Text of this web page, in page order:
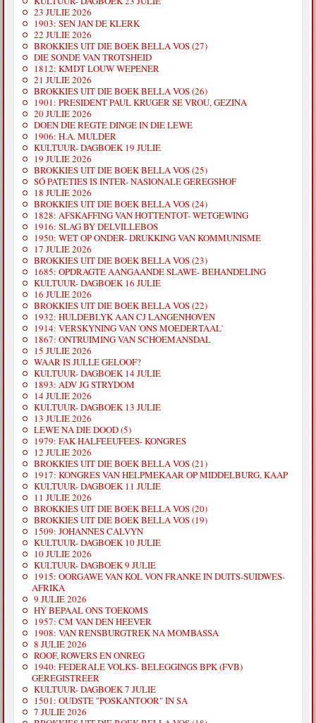
23 JULIE 2026
1903: SEN JAN DE KLERK
22 JULIE 2026
BROKKIES UIT DIE BOEK BELLA VOS (27)
DIE SONDE VAN TROTSHEID
1812: KMDT LOUW WEPENER
21 JULIE 2026
BROKKIES UIT DIE BOEK BELLA VOS (26)
1901: PRESIDENT PAUL KRUGER SE VROU, GEZINA
20 JULIE 2026
DOEN DIE REGTE DINGE IN DIE LEWE
1906: H.A. MULDER
KULTUUR- DAGBOEK 19 JULIE
19 JULIE 2026
BROKKIES UIT DIE BOEK BELLA VOS (25)
SÓ PATETIES IS INTER- NASIONALE GEREGSHOF
18 JULIE 2026
BROKKIES UIT DIE BOEK BELLA VOS (24)
1828: AFSKAFFING VAN HOTTENTOT- WETGEWING
1916: SLAG BY DELVILLEBOS
1950: WET OP ONDER- DRUKKING VAN KOMMUNISME
17 JULIE 2026
BROKKIES UIT DIE BOEK BELLA VOS (23)
1685: OPDRAGTE AANGAANDE SLAWE- BEHANDELING
KULTUUR- DAGBOEK 16 JULIE
16 JULIE 2026
BROKKIES UIT DIE BOEK BELLA VOS (22)
1932: HULDEBLYK AAN CJ LANGENHOVEN
1914: VERSKYNING VAN 'ONS MOEDERTAAL'
1867: ONTRUIMING VAN SCHOEMANSDAL
15 JULIE 2026
WAAR IS JULLE GELOOF?
KULTUUR- DAGBOEK 14 JULIE
1893: ADV JG STRYDOM
14 JULIE 2026
KULTUUR- DAGBOEK 13 JULIE
13 JULIE 2026
LEWE NA DIE DOOD (5)
1979: FAK HALFEEUFEES- KONGRES
12 JULIE 2026
BROKKIES UIT DIE BOEK BELLA VOS (21)
1917: KONGRES VAN HELPMEKAAR OP MIDDELBURG, KAAP
KULTUUR- DAGBOEK 11 JULIE
11 JULIE 2026
BROKKIES UIT DIE BOEK BELLA VOS (20)
BROKKIES UIT DIE BOEK BELLA VOS (19)
1509: JOHANNES CALVYN
KULTUUR- DAGBOEK 10 JULIE
10 JULIE 2026
KULTUUR- DAGBOEK 9 JULIE
1915: OORGAWE VAN KOL VON FRANKE IN DUITS-SUIDWES-
AFRIKA
9 JULIE 2026
HÝ BEPAAL ONS TOEKOMS
1957: CM VAN DEN HEEVER
1908: VAN RENSBURGTREK NA MOMBASSA
8 JULIE 2026
ROOF, ROWERS EN ONREG
1940: FEDERALE VOLKS- BELEGGINGS BPK (FVB)
GEREGISTREER
KULTUUR- DAGBOEK 7 JULIE
1501: OUDSTE "POSKANTOOR" IN SA
7 JULIE 2026